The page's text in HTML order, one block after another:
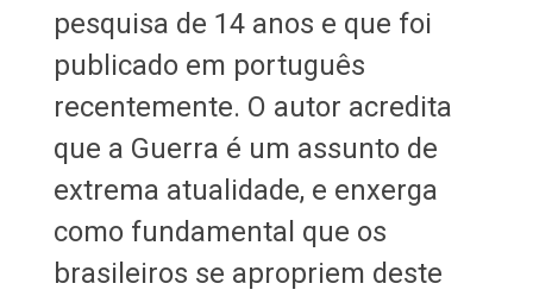
pesquisa de 14 anos e que foi
publicado em português
recentemente. O autor acredita
que a Guerra é um assunto de
extrema atualidade, e enxerga
como fundamental que os
brasileiros se apropriem deste